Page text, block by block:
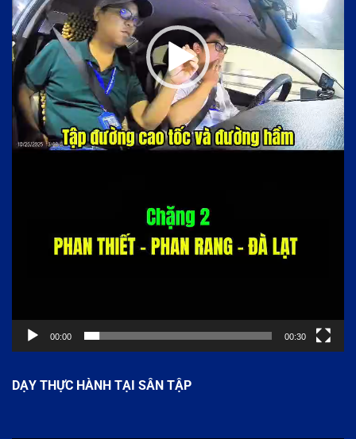
00:00 00:30
DẠY THỰC HÀNH TẠI SÂN TẬP